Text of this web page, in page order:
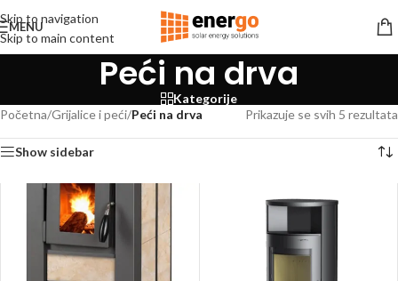
Skip to navigation
Skip to main content
MENU
Peći na drva
Kategorije
Početna/Grijalice i peći/Peći na drva Prikazuje se svih 5 rezultata
Show sidebar